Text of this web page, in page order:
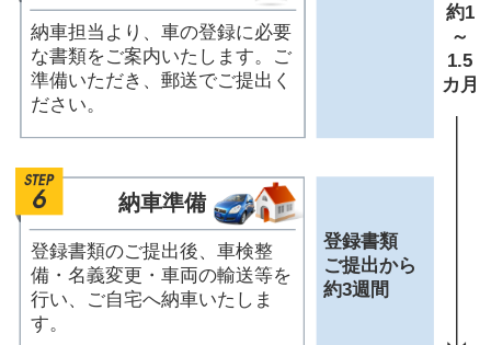
納車担当より、車の登録に必要
な書類をご案内いたします。ご
準備いただき、郵送でご提出く
ださい。
納車準備
登録書類のご提出後、車検整
備・名義変更・車両の輸送等を
行い、ご自宅へ納車いたしま
す。
登録書類
ご提出から
約3週間
約1
～
1.5
カ月